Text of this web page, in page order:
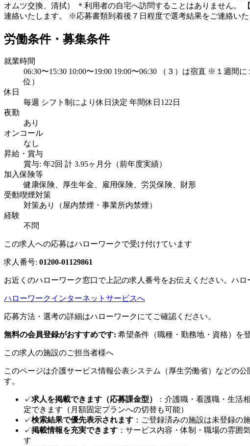
オムツ交換、清拭） ＊利用者の自宅へ訪問することはありません。
連絡いたします。 ※応募書類到着後７日程度で選考結果をご連絡
労働条件・募集条件
就業時間
06:30〜15:30 10:00〜19:00 19:00〜06:30 （３）は宿直 ※１週
位）
休日
毎週 シフト制により休日決定 年間休日122日
夜勤
あり
オンコール
なし
昇給・賞与
賞与: 年2回 計 3.95ヶ月分（前年度実績）
加入保険等
健康保険、厚生年金、雇用保険、労災保険、財形
受動喫煙対策
対策あり（屋内禁煙・事業所内禁煙）
経験
不問
この求人への応募はハローワークで受け付けています
求人番号: 01200-01129861
お近くのハローワーク窓口で上記の求人番号をお伝えください。ハロ
ハローワークインターネットサービスへ
応募方法・選考の詳細はハローワークにてご確認ください。
無料の会員登録がおすすめです: 希望条件（職種・勤務地・資格）を
この求人の施設のご担当者様へ
このページは介護サービス情報公表システム（厚生労働省）などの
す。
✓求人を掲載できます（応募課金型）
：介護職・看護職・生活
定できます（月額固定プランへの切替も可能）
✓検索結果で優先表示されます ：ご登録済みの施設は未登録の
✓掲載情報を充実できます ：サービス内容・体制・職場の雰
す